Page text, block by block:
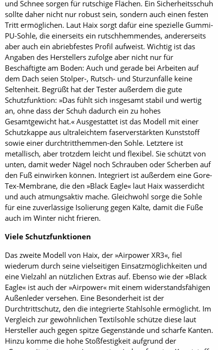
und Schnee sorgen für rutschige Flächen. Ein Sicherheitsschuh
sollte daher nicht nur robust sein, sondern auch einen festen
Tritt ermöglichen. Laut Haix sorgt dafür eine spezielle Gummi-
PU-Sohle, die einerseits ein rutschhemmendes, andererseits
aber auch ein abriebfestes Profil aufweist. Wichtig ist das
Angaben des Herstellers zufolge aber nicht nur für
Beschäftigte am Boden: Auch und gerade bei Arbeiten auf
dem Dach seien Stolper-, Rutsch- und Sturzunfälle keine
Seltenheit. Begrüßt hat der Tester außerdem die gute
Schutzfunktion: »Das fühlt sich insgesamt stabil und wertig
an, ohne dass der Schuh dadurch ein zu hohes
Gesamtgewicht hat.« Ausgestattet ist das Modell mit einer
Schutzkappe aus ultraleichtem faserverstärkten Kunststoff
sowie einer durchtritthemmen-den Sohle. Letztere ist
metallisch, aber trotzdem leicht und flexibel. Sie schützt von
unten, damit weder Nägel noch Schrauben oder Scherben auf
den Fuß einwirken können. Integriert ist außerdem eine Gore-
Tex-Membrane, die den »Black Eagle« laut Haix wasserdicht
und auch atmungsaktiv mache. Gleichwohl sorge die Sohle
für eine zuverlässige Isolierung gegen Kälte, damit die Füße
auch im Winter nicht frieren.
Viele Schutzfunktionen
Das zweite Modell von Haix, der »Airpower XR3«, fiel
wiederum durch seine vielseitigen Einsatzmöglichkeiten und
eine Vielzahl an nützlichen Extras auf. Ebenso wie der »Black
Eagle« ist auch der »Airpower« mit einem widerstandsfähigen
Außenleder versehen. Eine Besonderheit ist der
Durchtrittschutz, den die integrierte Stahlsohle ermöglicht. Im
Vergleich zur gewöhnlichen Textilsohle schütze diese laut
Hersteller auch gegen spitze Gegenstände und scharfe Kanten.
Hinzu komme die hohe Stoßfestigkeit aufgrund der